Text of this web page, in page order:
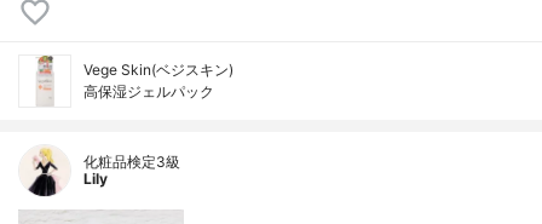
Vege Skin(ベジスキン)
高保湿ジェルパック
化粧品検定3級
Lily